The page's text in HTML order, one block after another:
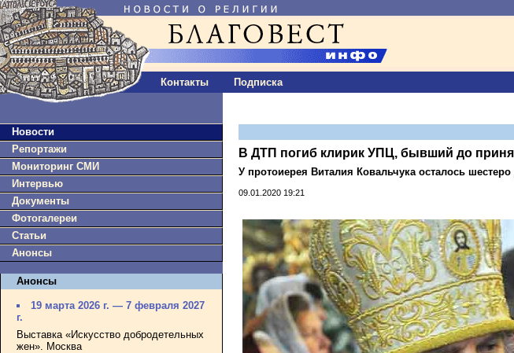
Контакты Подписка
Новости
Репортажи
Мониторинг СМИ
Интервью
Документы
Фотогалереи
Статьи
Анонсы
Анонсы
19 марта 2026 г. — 7 февраля 2027
г.
Выставка «Искусство добродетельных
жен». Москва
В ДТП погиб клирик УПЦ, бывший до
У протоиерея Виталия Ковальчука осталось шестеро
09.01.2020 19:21